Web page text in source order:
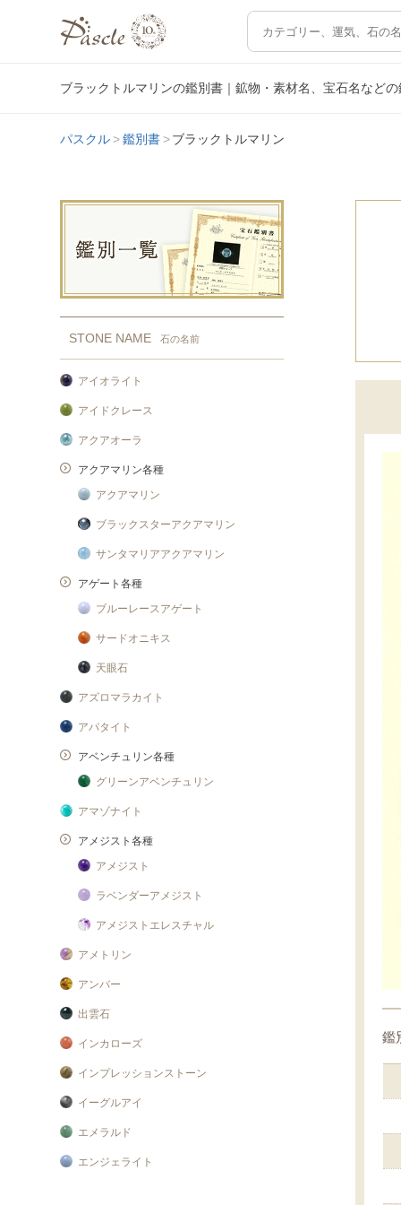
ブラックトルマリンの鑑別書｜鉱物・素材名、宝石名などの
パスクル 鑑別書 ブラックトルマリン
STONE NAME 石の名前
アイオライト
アイドクレース
アクアオーラ
アクアマリン各種
アクアマリン
ブラックスターアクアマリン
サンタマリアアクアマリン
アゲート各種
ブルーレースアゲート
サードオニキス
天眼石
アズロマラカイト
アパタイト
アベンチュリン各種
グリーンアベンチュリン
アマゾナイト
アメジスト各種
アメジスト
ラベンダーアメジスト
アメジストエレスチャル
アメトリン
アンバー
出雲石
インカローズ
インプレッションストーン
イーグルアイ
エメラルド
エンジェライト
鑑